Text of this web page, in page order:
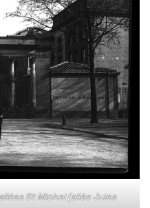
St Michel (allée Jules